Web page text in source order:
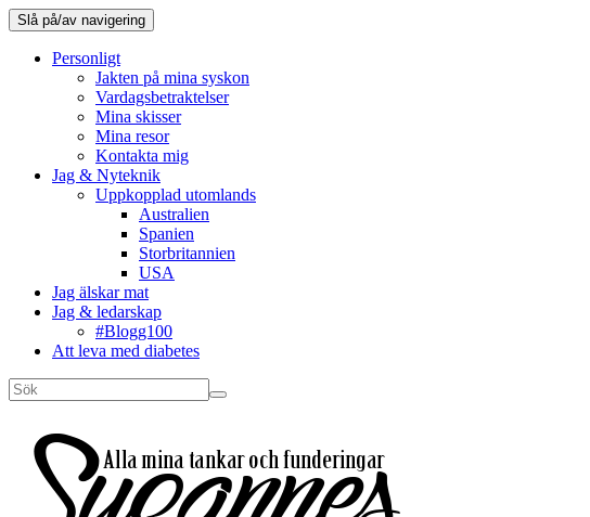
Slå på/av navigering
Personligt
Jakten på mina syskon
Vardagsbetraktelser
Mina skisser
Mina resor
Kontakta mig
Jag & Nyteknik
Uppkopplad utomlands
Australien
Spanien
Storbritannien
USA
Jag älskar mat
Jag & ledarskap
#Blogg100
Att leva med diabetes